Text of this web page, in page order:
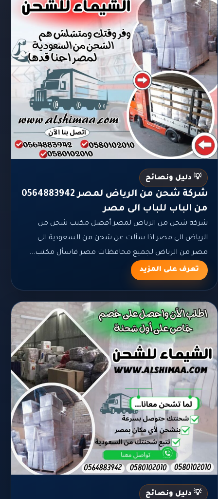
💡 دليل ونصائح
شركة شحن من الرياض لمصر 0564883942
من الباب للباب الى مصر
شركة شحن من الرياض لمصر أفضل مكتب شحن من
الرياض الي مصر اذا سألت عن شحن من السعودية الى
مصر من الرياض لجميع محافظات مصر فاسأل مكتب...
تعرف على المزيد
💡 دليل ونصائح